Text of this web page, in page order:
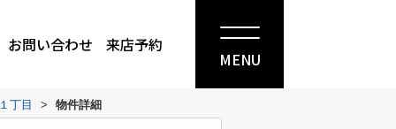
お問い合わせ 来店予約
MENU
丁目 > 物件詳細